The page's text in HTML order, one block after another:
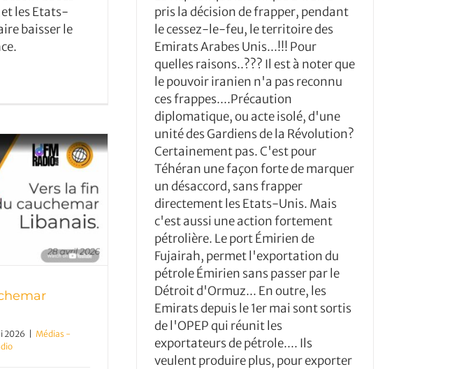
les Etats-
baisser le
pris la décision de frapper, pendant
le cessez-le-feu, le territoire des
Emirats Arabes Unis...!!! Pour
quelles raisons..??? Il est à noter que
le pouvoir iranien n'a pas reconnu
ces frappes....Précaution
diplomatique, ou acte isolé, d'une
unité des Gardiens de la Révolution?
Certainement pas. C'est pour
Téhéran une façon forte de marquer
un désaccord, sans frapper
directement les Etats-Unis. Mais
c'est aussi une action fortement
pétrolière. Le port Émirien de
Fujairah, permet l'exportation du
pétrole Émirien sans passer par le
Détroit d'Ormuz... En outre, les
Emirats depuis le 1er mai sont sortis
de l'OPEP qui réunit les
exportateurs de pétrole.... Ils
veulent produire plus, pour exporter
2026 | Médias -